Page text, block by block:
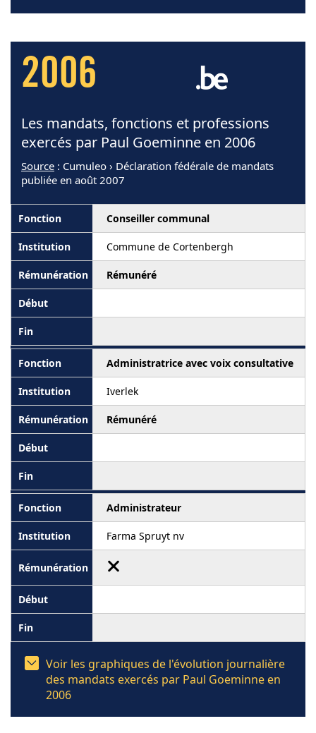
2006
Les mandats, fonctions et professions
exercés par Paul Goeminne en 2006
Source : Cumuleo › Déclaration fédérale de mandats
publiée en août 2007
Conseiller communal
Commune de Cortenbergh
Rémunéré
Administratrice avec voix consultative
Iverlek
Rémunéré
Administrateur
Farma Spruyt nv
Voir les graphiques de l'évolution journalière
des mandats exercés par Paul Goeminne en
2006